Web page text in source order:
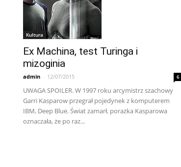
Kultura
Ex Machina, test Turinga i
mizoginia
admin - 12/07/2015 6
UWAGA SPOILER. W 1997 roku arcymistrz szachowy
Garri Kasparow przegrał pojedynek z komputerem
IBM, Deep Blue. Świat zamarł, porażka Kasparowa
oznaczała, że po raz...